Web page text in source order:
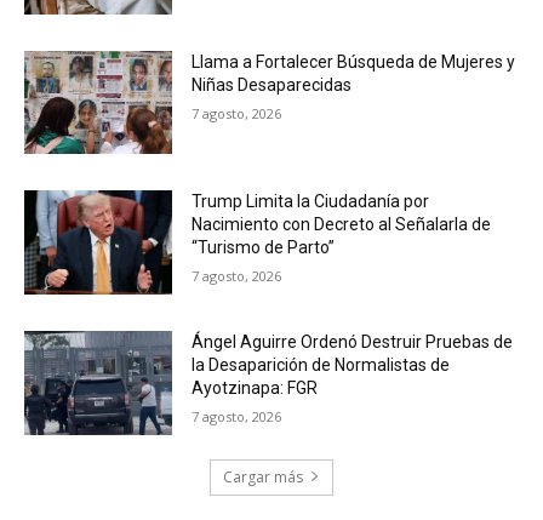
Llama a Fortalecer Búsqueda de Mujeres y
Niñas Desaparecidas
7 agosto, 2026
Trump Limita la Ciudadanía por
Nacimiento con Decreto al Señalarla de
“Turismo de Parto”
7 agosto, 2026
Ángel Aguirre Ordenó Destruir Pruebas de
la Desaparición de Normalistas de
Ayotzinapa: FGR
7 agosto, 2026
Cargar más